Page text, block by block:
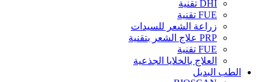
DHI تقنية
FUE تقنية
زراعة الشعر للسيدات
PRP علاج الشعر بتقنية
FUE تقنية
العلاج بالخلايا الجذعية
الطب البديل